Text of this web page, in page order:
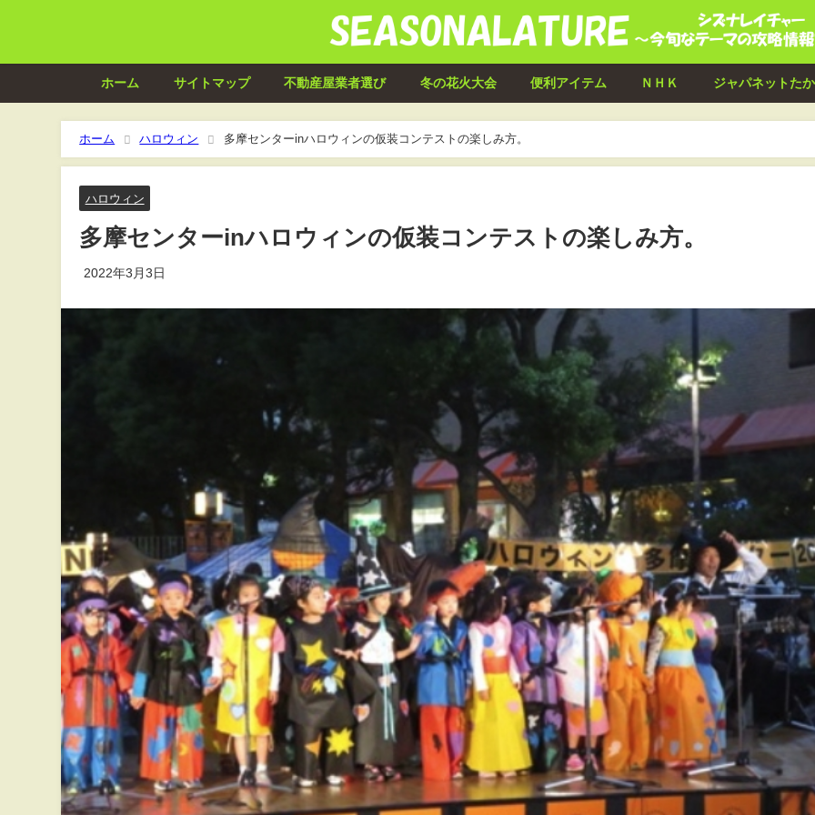
ホーム サイトマップ 不動産屋業者選び 冬の花火大会 便利アイテム ＮＨＫ ジャパネットた
ホーム ハロウィン 多摩センターinハロウィンの仮装コンテストの楽しみ方。
ハロウィン
多摩センターinハロウィンの仮装コンテストの楽しみ方。
2022年3月3日